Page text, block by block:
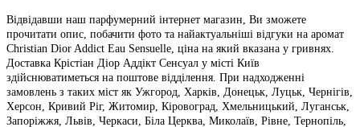
Відвідавши наш парфумерний інтернет магазин, Ви зможете
прочитати опис, побачити фото та найактуальніші відгуки на аромат
Christian Dior Addict Eau Sensuelle, ціна на який вказана у гривнях.
Доставка Крістіан Діор Аддікт Сенсуал у місті Київ
здійснюватиметься на поштове відділення. При надходженні
замовлень з таких міст як Ужгород, Харків, Донецьк, Луцьк, Чернігів,
Херсон, Кривий Ріг, Житомир, Кіровоград, Хмельницький, Луганськ,
Запоріжжя, Львів, Черкаси, Біла Церква, Миколаїв, Рівне, Тернопіль,